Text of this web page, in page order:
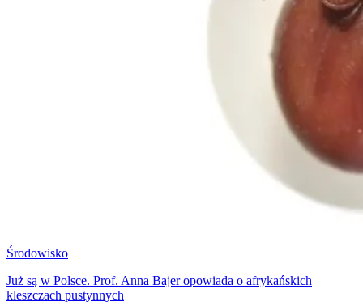
Środowisko
Już są w Polsce. Prof. Anna Bajer opowiada o afrykańskich
kleszczach pustynnych